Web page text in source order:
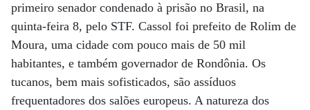
primeiro senador condenado à prisão no Brasil, na
quinta-feira 8, pelo STF. Cassol foi prefeito de Rolim de
Moura, uma cidade com pouco mais de 50 mil
habitantes, e também governador de Rondônia. Os
tucanos, bem mais sofisticados, são assíduos
frequentadores dos salões europeus. A natureza dos